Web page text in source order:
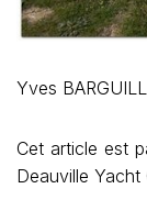
Yves
Cet article est
Deauville